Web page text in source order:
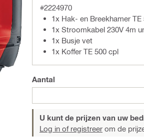
#2224970
1x Hak- en Breekhamer TE
1x Stroomkabel 230V 4m
1x Busje vet
1x Koffer TE 500 cpl
Aantal
U kunt de prijzen van uw
Log in of registreer om de